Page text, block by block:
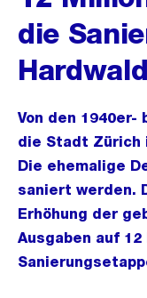
die
Hardwald
Von den
die Stadt Zürich
Die ehemalige
saniert werden.
Erhöhung der
Ausgaben auf